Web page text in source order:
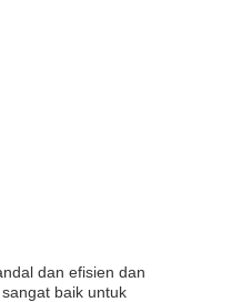
dan efisien dan
baik untuk